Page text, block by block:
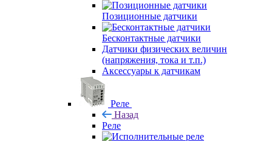
Позиционные датчики
Бесконтактные датчики
Датчики физических величин
(напряжения, тока и т.п.)
Аксессуары к датчикам
Реле
Назад
Реле